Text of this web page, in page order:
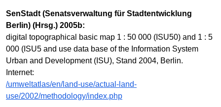
SenStadt (Senatsverwaltung für Stadtentwicklung
Berlin) (Hrsg.) 2005b:
digital topographical basic map 1 : 50 000 (ISU50) and 1 : 5
000 (ISU5 and use data base of the Information System
Urban and Development (ISU), Stand 2004, Berlin.
Internet:
/umweltatlas/en/land-use/actual-land-
use/2002/methodology/index.php